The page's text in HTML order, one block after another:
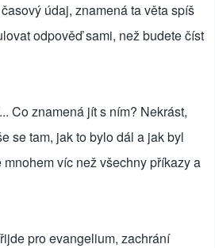
údaj, znamená ta věta spíš
odpověď sami, než budete číst
Co znamená jít s ním? Nekrást,
se tam, jak to bylo dál a jak byl
víc než všechny příkazy a
pro evangelium, zachrání